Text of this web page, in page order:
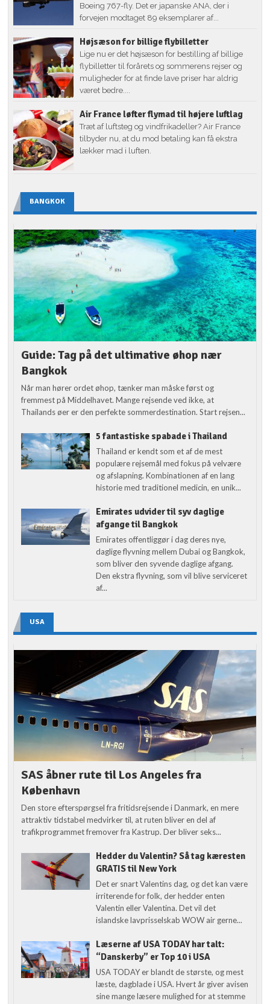
Boeing 767-fly. Det er japanske ANA, der i
forvejen modtaget 89 eksemplarer af...
Højsæson for billige flybilletter
Lige nu er det højsæson for bestilling af billige
flybilletter til forårets og sommerens rejser og
muligheder for at finde lave priser har aldrig
været bedre....
Air France løfter flymad til højere luftlag
Træt af luftsteg og vindfrikadeller? Air France
tilbyder nu, at du mod betaling kan få ekstra
lækker mad i luften.
BANGKOK
Guide: Tag på det ultimative øhop nær
Bangkok
Når man hører ordet øhop, tænker man måske først og
fremmest på Middelhavet. Mange rejsende ved ikke, at
Thailands øer er den perfekte sommerdestination. Start rejsen...
5 fantastiske spabade i Thailand
Thailand er kendt som et af de mest
populære rejsemål med fokus på velvære
og afslapning. Kombinationen af en lang
historie med traditionel medicin, en unik...
Emirates udvider til syv daglige
afgange til Bangkok
Emirates offentliggør i dag deres nye,
daglige flyvning mellem Dubai og Bangkok,
som bliver den syvende daglige afgang.
Den ekstra flyvning, som vil blive serviceret
af...
USA
SAS åbner rute til Los Angeles fra
København
Den store efterspørgsel fra fritidsrejsende i Danmark, en mere
attraktiv tidstabel medvirker til, at ruten bliver en del af
trafikprogrammet fremover fra Kastrup. Der bliver seks...
Hedder du Valentin? Så tag kæresten
GRATIS til New York
Det er snart Valentins dag, og det kan være
irriterende for folk, der hedder enten
Valentin eller Valentina. Det vil det
islandske lavprisselskab WOW air gerne...
Læserne af USA TODAY har talt:
“Danskerby” er Top 10 i USA
USA TODAY er blandt de største, og mest
læste, dagblade i USA. Hvert år giver avisen
sine mange læsere mulighed for at stemme